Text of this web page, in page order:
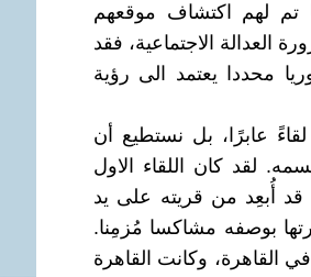
تم لهم اكتشاف موقعهم
الاجتماعية، فقد
محددا يعتمد الى رؤية
عابرًا، بل نستطيع أن
لقد كان اللقاء الاول
كان الشاب قد أُبعِد من قريته على يد
بوصفه مشاكسا مُزمِنا.
القاهرة، وكانت القاهرة